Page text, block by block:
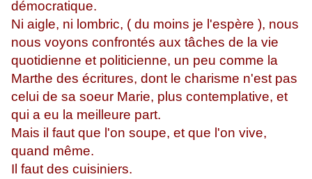
démocratique.
Ni aigle, ni lombric, ( du moins je l'espère ), nous
nous voyons confrontés aux tâches de la vie
quotidienne et politicienne, un peu comme la
Marthe des écritures, dont le charisme n'est pas
celui de sa soeur Marie, plus contemplative, et
qui a eu la meilleure part.
Mais il faut que l'on soupe, et que l'on vive,
quand même.
Il faut des cuisiniers.